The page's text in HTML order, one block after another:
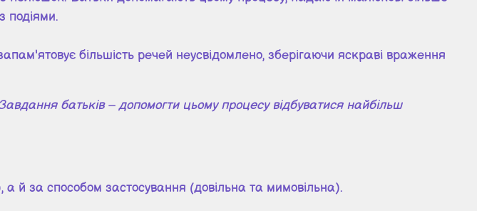
подіями.
більшість речей неусвідомлено, зберігаючи яскраві враження
батьків – допомогти цьому процесу відбуватися найбільш
й за способом застосування (довільна та мимовільна).